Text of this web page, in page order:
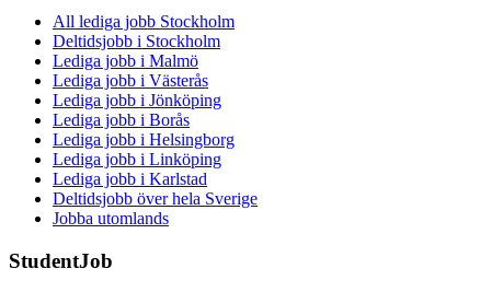
All lediga jobb Stockholm
Deltidsjobb i Stockholm
Lediga jobb i Malmö
Lediga jobb i Västerås
Lediga jobb i Jönköping
Lediga jobb i Borås
Lediga jobb i Helsingborg
Lediga jobb i Linköping
Lediga jobb i Karlstad
Deltidsjobb över hela Sverige
Jobba utomlands
StudentJob